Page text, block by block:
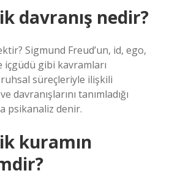
davranış nedir?
Sigmund Freud’un, id, ego,
gibi kavramları
süreçleriyle ilişkili
tanımladığı
psikanaliz denir.
kuramın